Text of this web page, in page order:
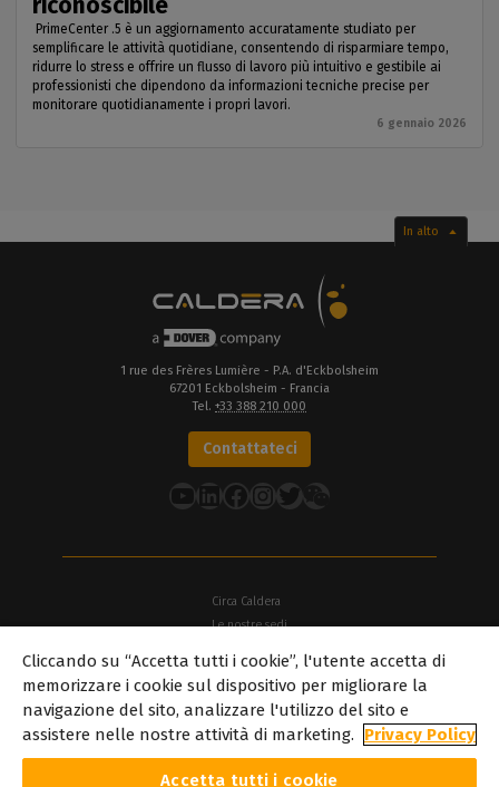
PrimeCenter .5 è un aggiornamento accuratamente studiato per
semplificare le attività quotidiane, consentendo di risparmiare tempo,
ridurre lo stress e offrire un flusso di lavoro più intuitivo e gestibile ai
professionisti che dipendono da informazioni tecniche precise per
monitorare quotidianamente i propri lavori.
6 gennaio 2026
In alto
1 rue des Frères Lumière - P.A. d'Eckbolsheim
67201 Eckbolsheim - Francia
Tel. +33 388 210 000
Contattateci
YouTube
LinkedIn
Facebook
Instagram
Twitter
Circa Caldera
Le nostre sedi
Circa Dover
Carriera
Partner
caldera.com © 2026 — Tutti i diritti riservati. Tutti i marchi, i loghi e
i nomi commerciali citati in questo sito web sono di proprietà dei
rispettivi titolari. Tutte le immagini e le fotografie qui riportate
Cliccando su “Accetta tutti i cookie”, l'utente accetta di
memorizzare i cookie sul dispositivo per migliorare la
navigazione del sito, analizzare l'utilizzo del sito e
assistere nelle nostre attività di marketing.
Privacy Policy
Accetta tutti i cookie